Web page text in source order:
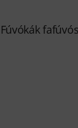
Fúvókák